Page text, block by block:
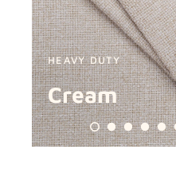
Beställ din provbit
HEAVY DUTY
Cream